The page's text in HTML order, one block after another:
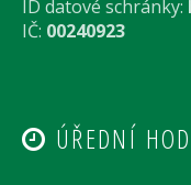
ID datové schránky:
IČ: 00240923
ÚŘEDNÍ